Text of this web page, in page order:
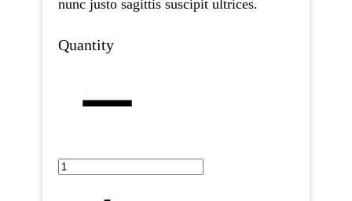
nunc justo sagittis suscipit ultrices.
Quantity